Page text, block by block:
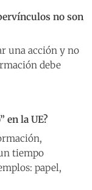
no son
una acción y no
debe
en la UE?
tiempo
papel,